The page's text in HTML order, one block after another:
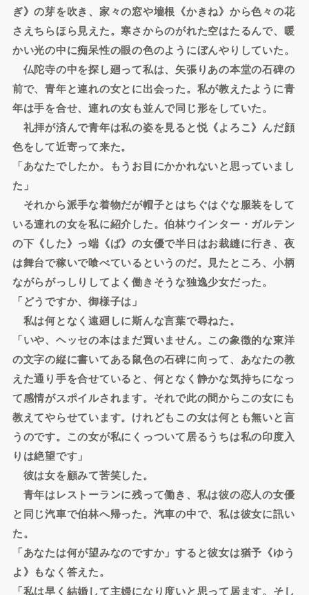
ぎ》の芽を吹き、家々の窓や墻根《かきね》から色々の花
さえちらほら見えた。寒さからのがれた空はたるんで、暖
かい光の中に痴呆性の眼の色のようにぼんやりしていた。
仏陀寺の中を探し廻って私は、矢張りあの本堂の石碑の
前で、青年と連れの女とに出会った。私が教えたように青
年は手を合せ、連れの女も並んで同じ形をしていた。
礼拝が済んで青年は私の姿を見ると悦《よろこ》んだ顔
色をして近寄って来た。
「あなたでしたか。もうお目にかかれないと思っていまし
た」
それから派手な着物だが帽子とはちぐはぐな服装をして
いる連れの女を私に紹介した。伯林ウインター・ガルテン
の下《した》っ端《ぱ》の女優で半日はお裁縫に行き、夜
は舞台で稼いで喰べているというのだ。見たところ、小柄
ながらがっしりしてよく働きそうな独逸少女だった。
「どうですか、御様子は」
私は何となく遠廻しに斯んな言葉で尋ねた。
「いや、ヘッセの本はまだ買いません。この象徴的な東洋
の文字の縦に書いてある鼠色の石碑に向って、あなたの教
えた通り手を合せていると、何となく静かな気持ちになっ
て感情がスポイルされます。それで此の間からこの女にも
教えてやらせています。けれどもこの女は何とも無いと言
うのです。この女が私にくっついて居るうちは私の印度入
りは絶望です」
彼は女を顧みて苦笑した。
青年はレストーランに残って働き、私は彼の恋人の女優
と同じ汽車で伯林へ帰った。汽車の中で、私は彼女に訊い
た。
「あなたは何が望みなのですか」すると彼女は猶予《ゆう
よ》もなく答えた。
「私は早く結婚して主婦になり度いと思って居ます。そし